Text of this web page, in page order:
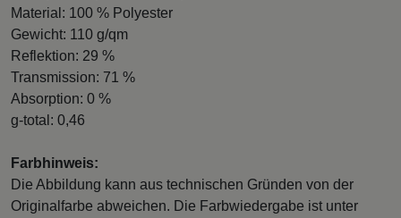
Material: 100 % Polyester
Gewicht: 110 g/qm
Reflektion: 29 %
Transmission: 71 %
Absorption: 0 %
g-total: 0,46
Farbhinweis:
Die Abbildung kann aus technischen Gründen von der
Originalfarbe abweichen. Die Farbwiedergabe ist unter